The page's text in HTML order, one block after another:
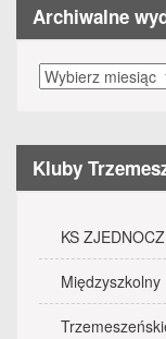
Archiwalne
Archiwalne
wydarzenia
Kluby
KS